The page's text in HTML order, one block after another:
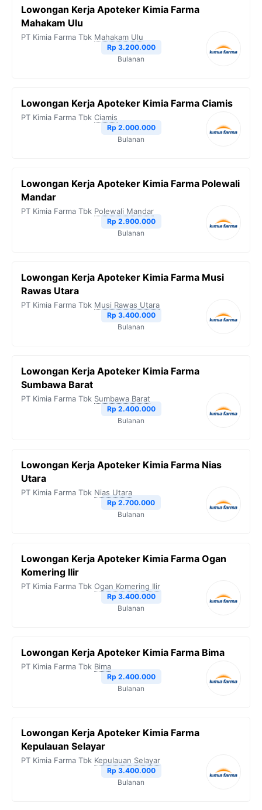
Lowongan Kerja Apoteker Kimia Farma
Mahakam Ulu
PT Kimia Farma Tbk Mahakam Ulu
Rp 3.200.000
Bulanan
Lowongan Kerja Apoteker Kimia Farma Ciamis
PT Kimia Farma Tbk Ciamis
Rp 2.000.000
Bulanan
Lowongan Kerja Apoteker Kimia Farma Polewali
Mandar
PT Kimia Farma Tbk Polewali Mandar
Rp 2.900.000
Bulanan
Lowongan Kerja Apoteker Kimia Farma Musi
Rawas Utara
PT Kimia Farma Tbk Musi Rawas Utara
Rp 3.400.000
Bulanan
Lowongan Kerja Apoteker Kimia Farma
Sumbawa Barat
PT Kimia Farma Tbk Sumbawa Barat
Rp 2.400.000
Bulanan
Lowongan Kerja Apoteker Kimia Farma Nias
Utara
PT Kimia Farma Tbk Nias Utara
Rp 2.700.000
Bulanan
Lowongan Kerja Apoteker Kimia Farma Ogan
Komering Ilir
PT Kimia Farma Tbk Ogan Komering Ilir
Rp 3.400.000
Bulanan
Lowongan Kerja Apoteker Kimia Farma Bima
PT Kimia Farma Tbk Bima
Rp 2.400.000
Bulanan
Lowongan Kerja Apoteker Kimia Farma
Kepulauan Selayar
PT Kimia Farma Tbk Kepulauan Selayar
Rp 3.400.000
Bulanan